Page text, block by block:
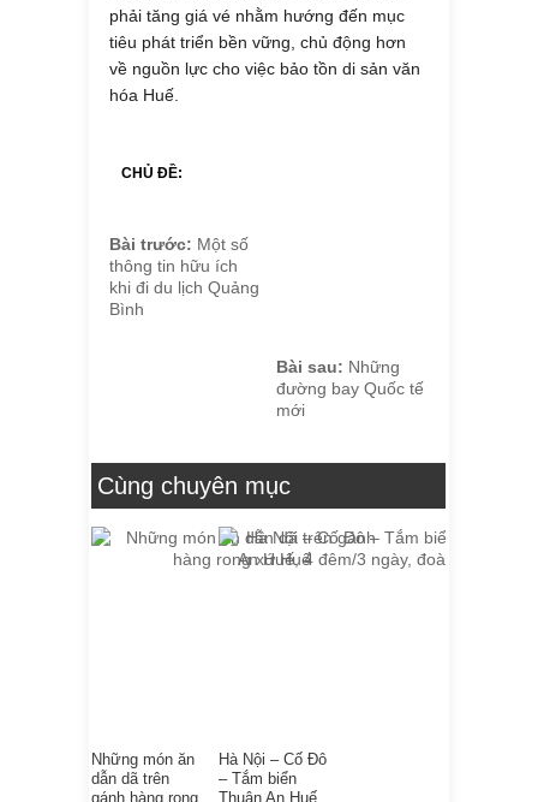
phải tăng giá vé nhằm hướng đến mục
tiêu phát triển bền vững, chủ động hơn
về nguồn lực cho việc bảo tồn di sản văn
hóa Huế.
CHỦ ĐỀ:
Bài trước: Một số
thông tin hữu ích
khi đi du lịch Quảng
Bình
Bài sau: Những
đường bay Quốc tế
mới
Cùng chuyên mục
Những món ăn
dẫn dã trên
gánh hàng rong
Hà Nội – Cố Đô
– Tắm biển
Thuận An Huế,